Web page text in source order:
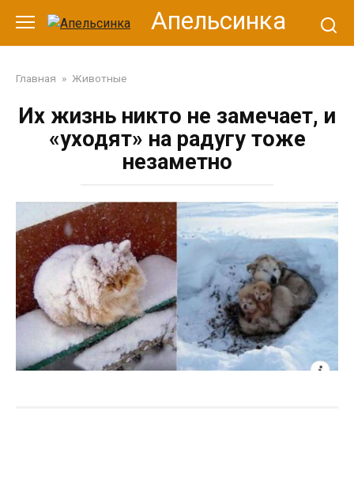
контенту
Апельсинка
Главная » Животные
Их жизнь никто не замечает, и
«уходят» на радугу тоже
незаметно